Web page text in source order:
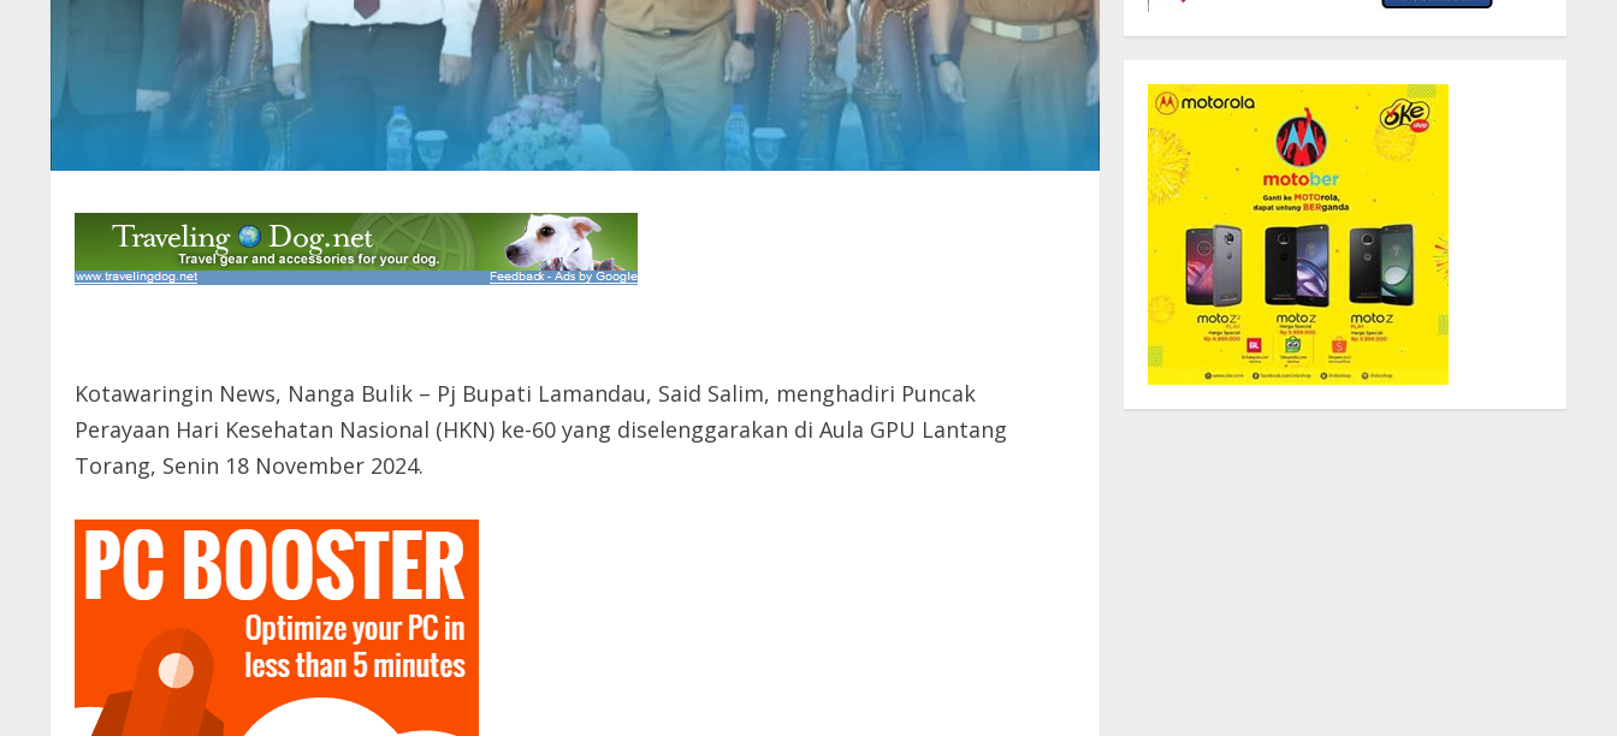
Kotawaringin News, Nanga Bulik – Pj Bupati Lamandau, Said Salim, menghadiri Puncak
Perayaan Hari Kesehatan Nasional (HKN) ke-60 yang diselenggarakan di Aula GPU Lantang
Torang, Senin 18 November 2024.